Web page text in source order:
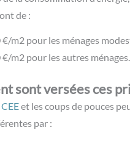
de :
€/m2 pour les ménages
€/m2 pour les autres ménages.
sont versées ces
et les coups de pouces
par :